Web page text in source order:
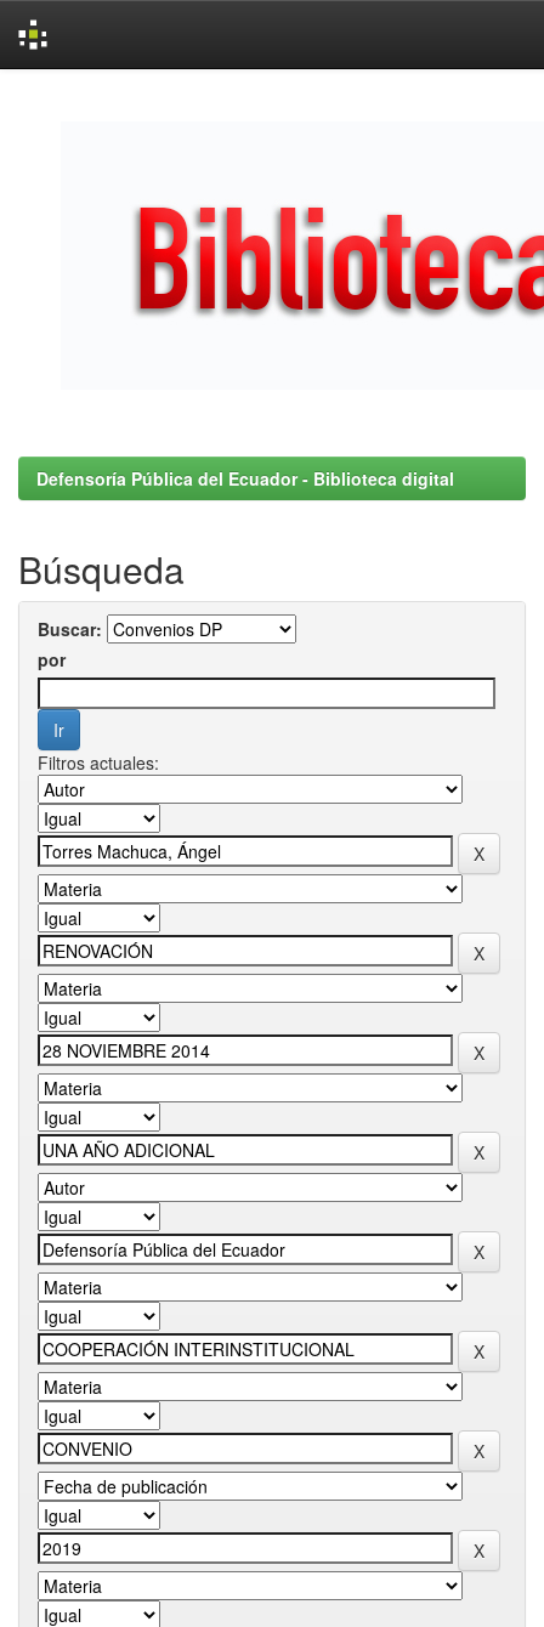
Defensoría Pública del Ecuador - Biblioteca digital
Búsqueda
Buscar:
por
Filtros actuales: